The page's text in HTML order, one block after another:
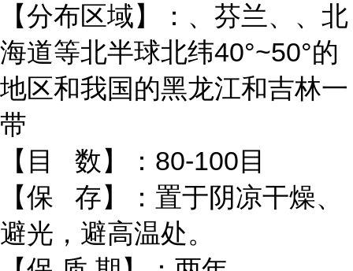
【分布区域】：、芬兰、、北
海道等北半球北纬40°~50°的
地区和我国的黑龙江和吉林一
带
【目 数】：80-100目
【保 存】：置于阴凉干燥、
避光，避高温处。